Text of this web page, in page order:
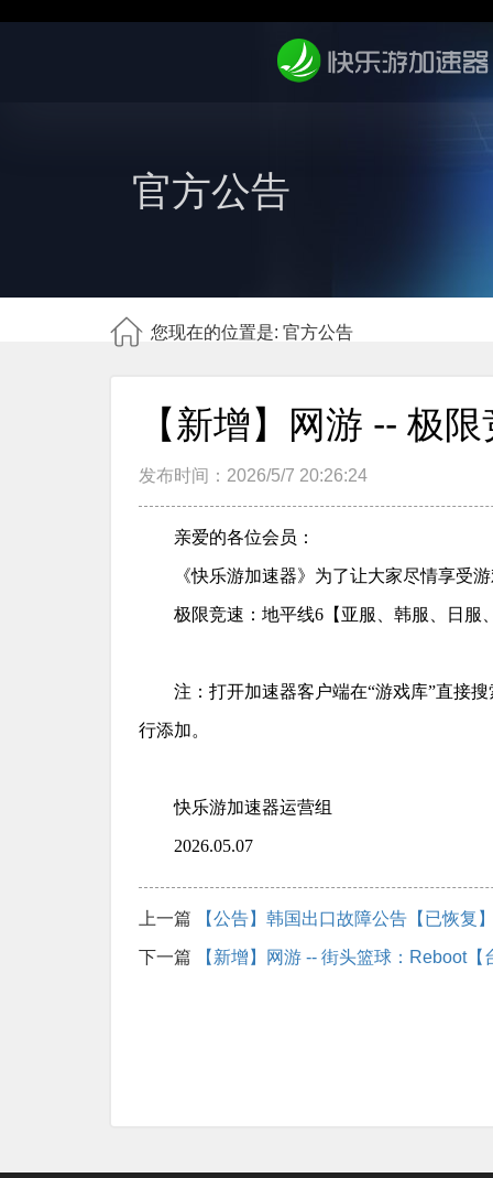
官方公告
您现在的位置是: 官方公告
【新增】网游 -- 极
发布时间：2026/5/7 20:26:24
亲爱的各位会员：
《快乐游加速器》为了让大家尽情享受
极限竞速：地平线6【亚服、韩服、日服
注：打开加速器客户端在“游戏库”直接
行添加。
快乐游加速器运营组
2026.05.07
上一篇 【公告】韩国出口故障公告【已恢复
下一篇 【新增】网游 -- 街头篮球：Reboot【